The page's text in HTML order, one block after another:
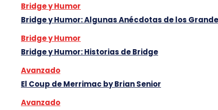
Bridge y Humor
Bridge y Humor: Algunas Anécdotas de los
Bridge y Humor
Bridge y Humor: Historias de Bridge
Avanzado
El Coup de Merrimac by Brian Senior
Avanzado